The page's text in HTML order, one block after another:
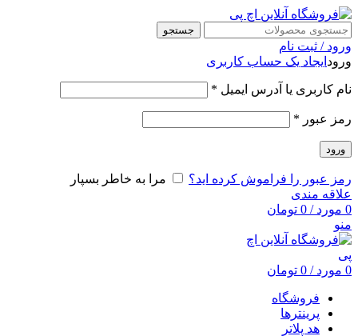
جستجو
ورود / ثبت نام
ورود ایجاد یک حساب کاربری
نام کاربری یا آدرس ایمیل *
رمز عبور *
ورود
رمز عبور را فراموش کرده اید؟
مرا به خاطر بسپار
علاقه مندی
0 مورد /
0 تومان
منو
0 مورد /
0 تومان
فروشگاه
پرینترها
هد پلاتر